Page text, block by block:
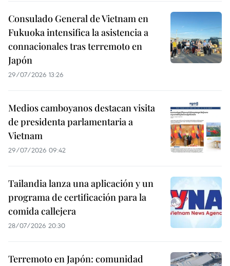
Consulado General de Vietnam en
Fukuoka intensifica la asistencia a
connacionales tras terremoto en
Japón
29/07/2026 13:26
Medios camboyanos destacan visita
de presidenta parlamentaria a
Vietnam
29/07/2026 09:42
Tailandia lanza una aplicación y un
programa de certificación para la
comida callejera
28/07/2026 20:30
Terremoto en Japón: comunidad